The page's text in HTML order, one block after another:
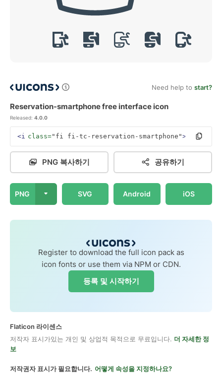
Need help to start?
Reservation-smartphone free interface icon
Released: 4.0.0
<i class="fi fi-tc-reservation-smartphone"></i>
PNG 복사하기 공유하기
PNG SVG Android iOS
Register to download the full icon pack as
icon fonts or use them via NPM or CDN.
등록 및 시작하기
Flaticon 라이센스
저작자 표시가있는 개인 및 상업적 목적으로 무료입니다. 더 자세한 정
보
저작권자 표시가 필요합니다. 어떻게 속성을 지정하나요?